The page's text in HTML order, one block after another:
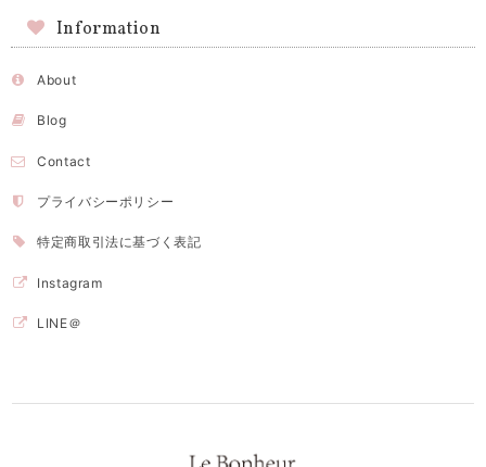
Information
About
Blog
Contact
プライバシーポリシー
特定商取引法に基づく表記
Instagram
LINE＠